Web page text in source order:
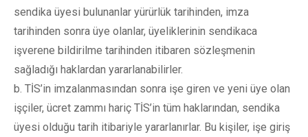
sendika üyesi bulunanlar yürürlük tarihinden, imza
tarihinden sonra üye olanlar, üyeliklerinin sendikaca
işverene bildirilme tarihinden itibaren sözleşmenin
sağladığı haklardan yararlanabilirler.
b. TİS’in imzalanmasından sonra işe giren ve yeni üye olan
işçiler, ücret zammı hariç TİS’in tüm haklarından, sendika
üyesi olduğu tarih itibariyle yararlanırlar. Bu kişiler, işe giriş